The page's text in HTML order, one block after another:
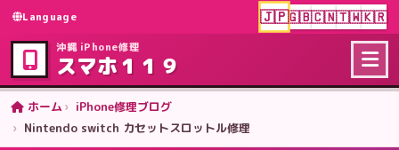
Language 🇯🇵🇬🇧🇨🇳🇹🇼🇰🇷
沖縄 iPhone修理
スマホ１１９
ホーム
iPhone修理ブログ
Nintendo switch カセットスロットル修理